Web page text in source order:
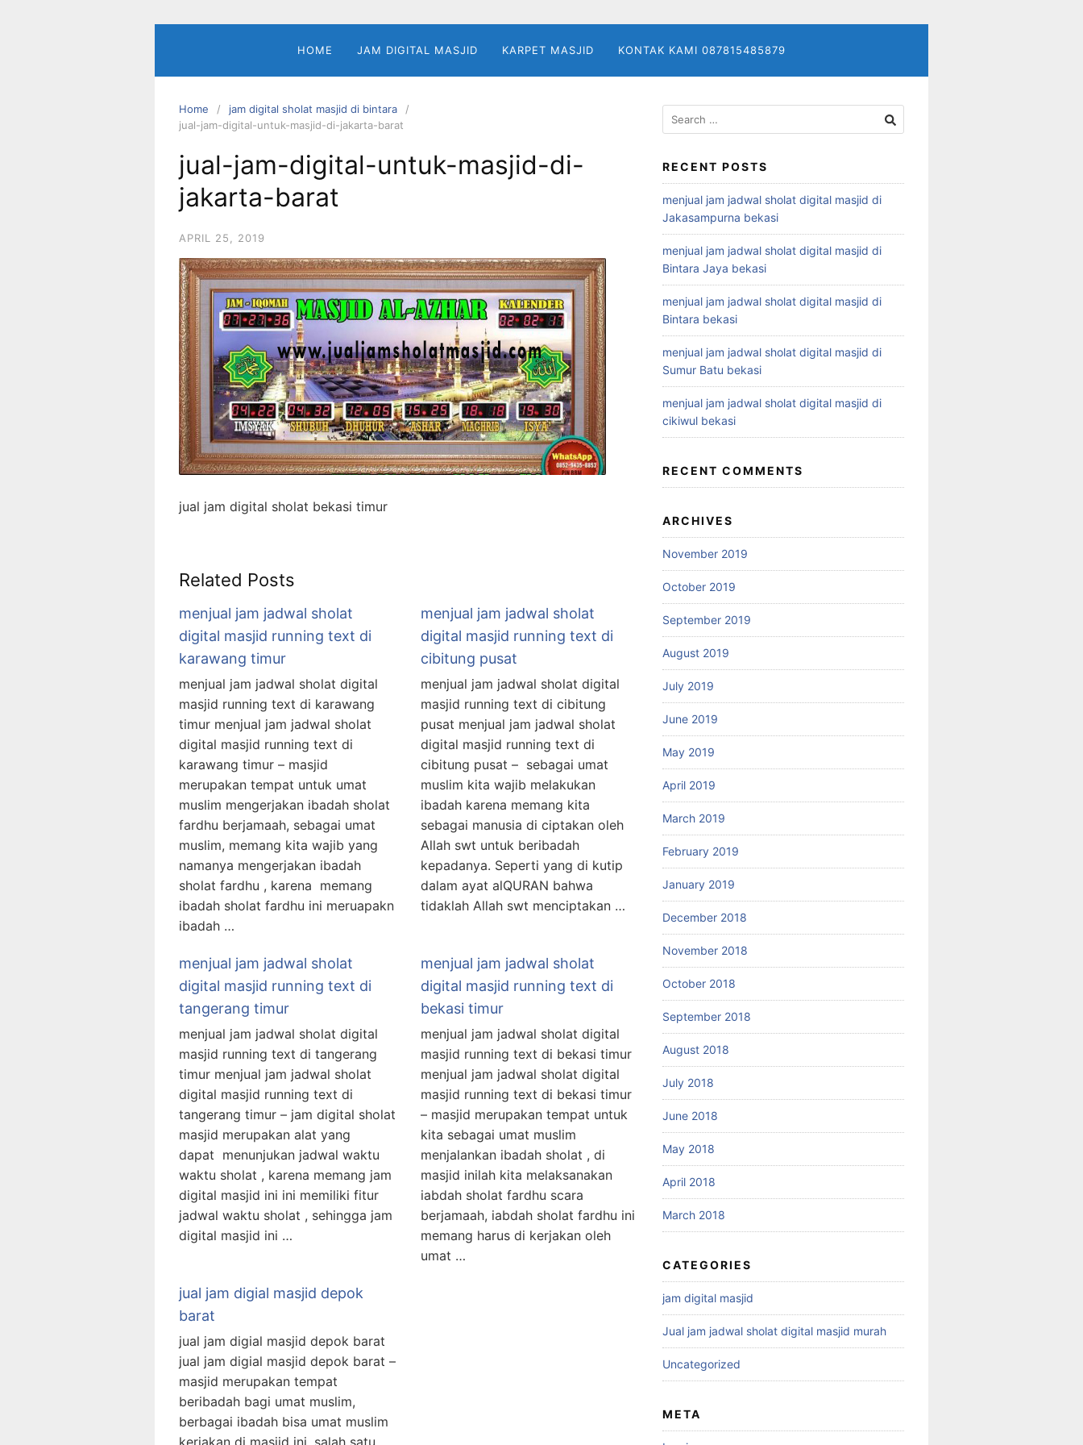
HOME JAM DIGITAL MASJID KARPET MASJID KONTAK KAMI 087815485879
Home
jam digital sholat masjid di bintara
jual-jam-digital-untuk-masjid-di-jakarta-barat
jual-jam-digital-untuk-masjid-di-
jakarta-barat
APRIL 25, 2019
jual jam digital sholat bekasi timur
Related Posts
menjual jam jadwal sholat
digital masjid running text di
karawang timur
menjual jam jadwal sholat digital
masjid running text di karawang
timur menjual jam jadwal sholat
digital masjid running text di
karawang timur – masjid
merupakan tempat untuk umat
muslim mengerjakan ibadah sholat
fardhu berjamaah, sebagai umat
muslim, memang kita wajib yang
namanya mengerjakan ibadah
sholat fardhu , karena memang
ibadah sholat fardhu ini meruapakn
ibadah …
menjual jam jadwal sholat
digital masjid running text di
cibitung pusat
menjual jam jadwal sholat digital
masjid running text di cibitung
pusat menjual jam jadwal sholat
digital masjid running text di
cibitung pusat – sebagai umat
muslim kita wajib melakukan
ibadah karena memang kita
sebagai manusia di ciptakan oleh
Allah swt untuk beribadah
kepadanya. Seperti yang di kutip
dalam ayat alQURAN bahwa
tidaklah Allah swt menciptakan …
menjual jam jadwal sholat
digital masjid running text di
tangerang timur
menjual jam jadwal sholat digital
masjid running text di tangerang
timur menjual jam jadwal sholat
digital masjid running text di
tangerang timur – jam digital sholat
masjid merupakan alat yang
dapat menunjukan jadwal waktu
waktu sholat , karena memang jam
digital masjid ini ini memiliki fitur
jadwal waktu sholat , sehingga jam
digital masjid ini …
menjual jam jadwal sholat
digital masjid running text di
bekasi timur
menjual jam jadwal sholat digital
masjid running text di bekasi timur
menjual jam jadwal sholat digital
masjid running text di bekasi timur
– masjid merupakan tempat untuk
kita sebagai umat muslim
menjalankan ibadah sholat , di
masjid inilah kita melaksanakan
iabdah sholat fardhu scara
berjamaah, iabdah sholat fardhu ini
memang harus di kerjakan oleh
umat …
jual jam digial masjid depok
barat
jual jam digial masjid depok barat
jual jam digial masjid depok barat –
masjid merupakan tempat
beribadah bagi umat muslim,
berbagai ibadah bisa umat muslim
kerjakan di masjid ini, salah satu
Search
for:
RECENT POSTS
menjual jam jadwal sholat digital masjid di
Jakasampurna bekasi
menjual jam jadwal sholat digital masjid di
Bintara Jaya bekasi
menjual jam jadwal sholat digital masjid di
Bintara bekasi
menjual jam jadwal sholat digital masjid di
Sumur Batu bekasi
menjual jam jadwal sholat digital masjid di
cikiwul bekasi
RECENT COMMENTS
ARCHIVES
November 2019
October 2019
September 2019
August 2019
July 2019
June 2019
May 2019
April 2019
March 2019
February 2019
January 2019
December 2018
November 2018
October 2018
September 2018
August 2018
July 2018
June 2018
May 2018
April 2018
March 2018
CATEGORIES
jam digital masjid
Jual jam jadwal sholat digital masjid murah
Uncategorized
META